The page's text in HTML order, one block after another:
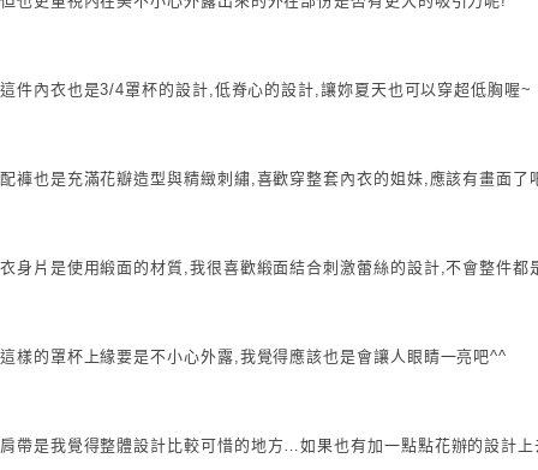
這件內衣也是3/4罩杯的設計,低脊心的設計,讓妳夏天也可以穿超低胸喔~
配褲也是充滿花瓣造型與精緻刺繡,喜歡穿整套內衣的姐妹,應該有畫面了
衣身片是使用緞面的材質,我很喜歡緞面結合刺激蕾絲的設計,不會整件都
這樣的罩杯上緣要是不小心外露,我覺得應該也是會讓人眼睛一亮吧^^
肩帶是我覺得整體設計比較可惜的地方…如果也有加一點點花辦的設計